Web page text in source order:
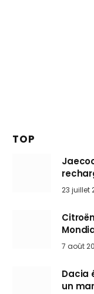
TOP
arrive
23 juillet
Mini
7 août
Dacia
un